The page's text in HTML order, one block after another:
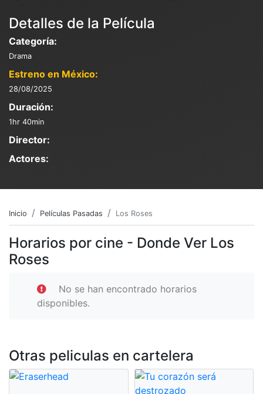
Detalles de la Película
Categoría:
Drama
Estreno en México:
28/08/2025
Duración:
1hr 40min
Director:
Actores:
Inicio Películas Pasadas Los Roses
Horarios por cine - Donde Ver Los
Roses
No se han encontrado horarios
disponibles.
Otras peliculas en cartelera